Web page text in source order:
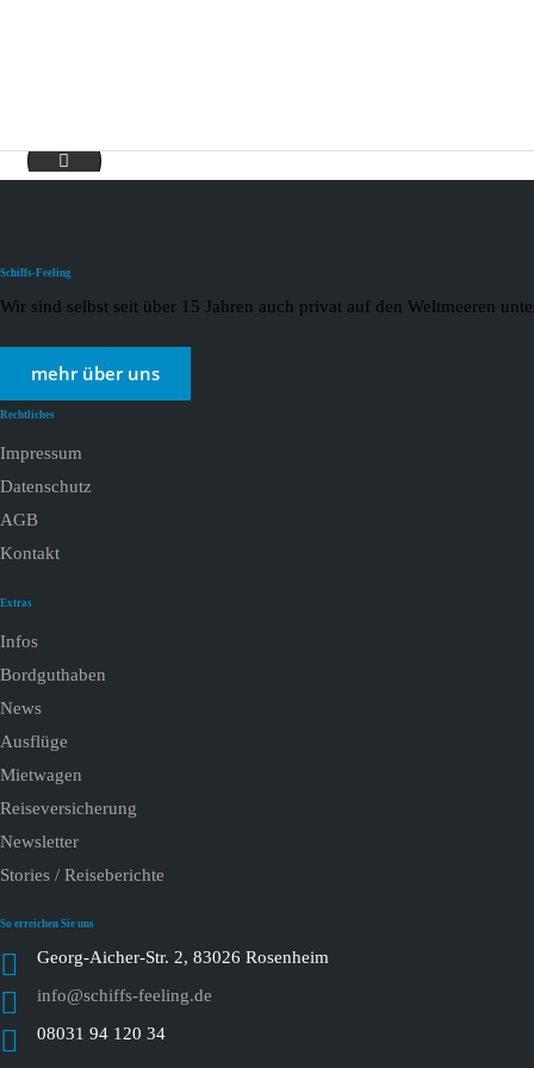
Rhein 2021_page-0003
Schiffs-Feeling
Wir sind selbst seit über 15 Jahren auch privat auf den Weltmeeren
mehr über uns
Rechtliches
Impressum
Datenschutz
AGB
Kontakt
Extras
Infos
Bordguthaben
News
Ausflüge
Mietwagen
Reiseversicherung
Newsletter
Stories / Reiseberichte
So erreichen Sie uns
Georg-Aicher-Str. 2, 83026 Rosenheim
info@schiffs-feeling.de
08031 94 120 34